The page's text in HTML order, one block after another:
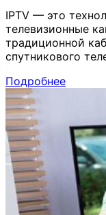
IPTV — это
телевизионные
традиционной
спутникового
Подробнее